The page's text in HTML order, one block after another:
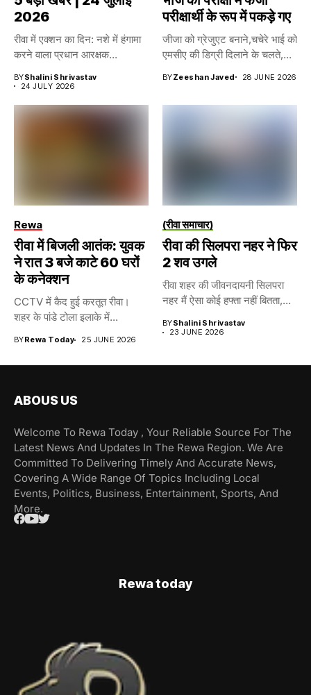
2026
रीवा में एक्शन का दिन: नशे में हंगामा
करने वाला प्रधान आरक्षक...
BYShalini Shrivastav
24 JULY 2026
परीक्षार्थी के रूप में पकड़े गए
जीजा को ग्रेजुएट बनाने,चचेरे भाई को
एमसीए की डिग्री दिलाने के चलते,...
BYZeeshan Javed 28 JUNE 2026
Rewa
रीवा में बिजली आतंक: युवक
ने रात 3 बजे काटे 60 घरों
के कनेक्शन
CCTV में कैद हुई करतूत रीवा।
शहर के पांडे टोला इलाके में...
BYRewa Today 25 JUNE 2026
(रीवा समाचार)
रीवा की सिलपरा नहर ने फिर
2 शव उगले
रीवा शहर की जीवनदायनी सिलपरा
नहर मैं ऐसा कोई हफ्ता नहीं बितता,...
BYShalini Shrivastav
23 JUNE 2026
ABOUS US
Welcome To Rewa Today , Your Reliable Source For The
Latest News And Updates In The Rewa Region. We Are
Committed To Delivering Timely And Accurate News,
Covering A Wide Range Of Topics Including Local
Events, Politics, Business, Entertainment, Sports, And
More.
Rewa today